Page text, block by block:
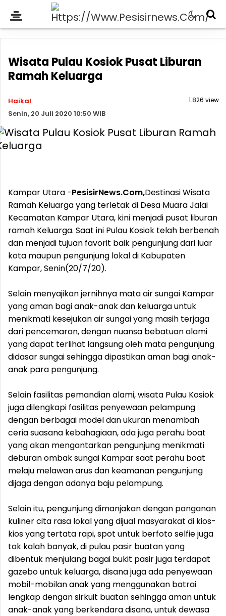
Wisata Pulau Kosiok Pusat Liburan
Ramah Keluarga
Haikal
Senin, 20 Juli 2020 10:50 WIB
1.826 view
Kampar Utara -PesisirNews.Com,Destinasi Wisata
Ramah Keluarga yang terletak di Desa Muara Jalai
Kecamatan Kampar Utara, kini menjadi pusat liburan
ramah Keluarga. Saat ini Pulau Kosiok telah berbenah
dan menjadi tujuan favorit baik pengunjung dari luar
kota maupun pengunjung lokal di Kabupaten
Kampar, Senin(20/7/20).
Selain menyajikan jernihnya mata air sungai Kampar
yang aman bagi anak-anak dan keluarga untuk
menikmati kesejukan air sungai yang masih terjaga
dari pencemaran, dengan nuansa bebatuan alami
yang dapat terlihat langsung oleh mata pengunjung
didasar sungai sehingga dipastikan aman bagi anak-
anak para pengunjung.
Selain fasilitas pemandian alami, wisata Pulau Kosiok
juga dilengkapi fasilitas penyewaan pelampung
dengan berbagai model dan ukuran menambah
ceria suasana kebahagiaan, ada juga perahu boat
yang akan mengantarkan pengunjung menikmati
deburan ombak sungai Kampar saat perahu boat
melaju melawan arus dan keamanan pengunjung
dijaga dengan adanya baju pelampung.
Selain itu, pengunjung dimanjakan dengan panganan
kuliner cita rasa lokal yang dijual masyarakat di kios-
kios yang tertata rapi, spot untuk berfoto selfie juga
tak kalah banyak, di pulau pasir buatan yang
dibentuk menjulang bagai bukit pasir juga terdapat
gazebo untuk keluarga, disana juga ada penyewaan
mobil-mobilan anak yang menggunakan batrai
lengkap dengan sirkuit buatan sehingga aman untuk
anak-anak yang berkendara disana, untuk dewasa